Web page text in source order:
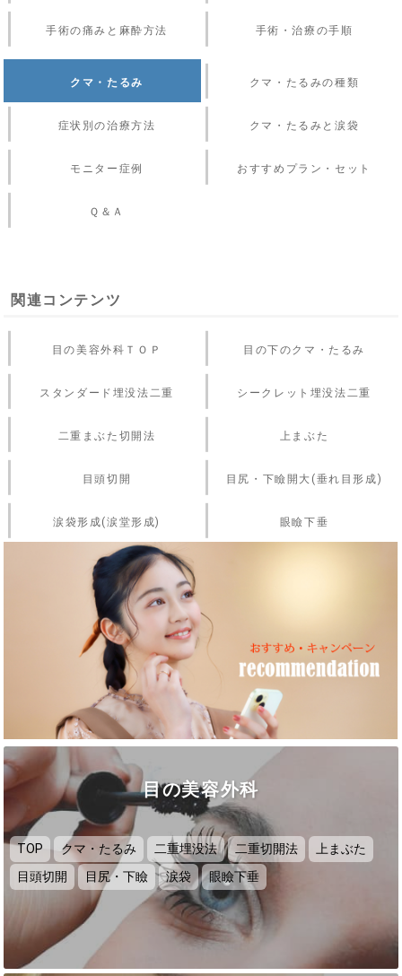
手術の痛みと麻酔方法 手術・治療の手順
クマ・たるみ クマ・たるみの種類
症状別の治療方法 クマ・たるみと涙袋
モニター症例 おすすめプラン・セット
Ｑ＆Ａ
関連コンテンツ
目の美容外科ＴＯＰ 目の下のクマ・たるみ
スタンダード埋没法二重 シークレット埋没法二重
二重まぶた切開法 上まぶた
目頭切開 目尻・下瞼開大(垂れ目形成)
涙袋形成(涙堂形成) 眼瞼下垂
目の美容外科
TOP クマ・たるみ 二重埋没法 二重切開法
上まぶた
目頭切開
目尻・下瞼 涙袋 眼瞼下垂